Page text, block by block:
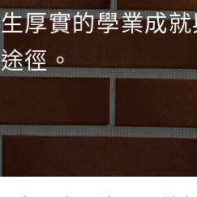
生厚實的學業成
途徑。